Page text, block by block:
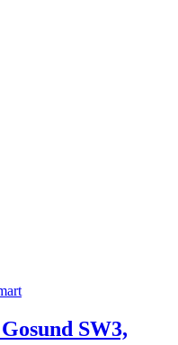
SW3,